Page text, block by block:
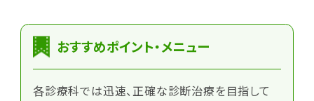
おすすめポイント・メニュー
各診療科では迅速、正確な診断治療を目指して